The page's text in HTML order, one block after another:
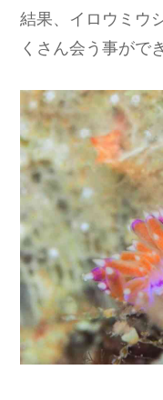
結果、イロウミウ
くさん会う事がで